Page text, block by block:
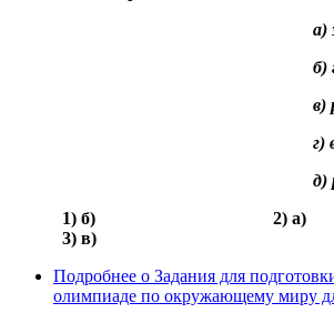
а)
б)
в)
г)
д)
1) б)
3) в)
Подробнее о Задания для
олимпиаде по окружающему миру